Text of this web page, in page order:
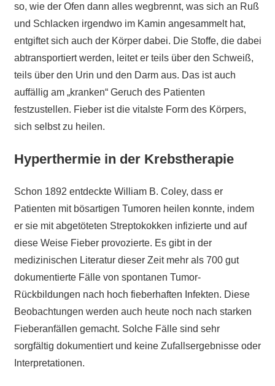
so, wie der Ofen dann alles wegbrennt, was sich an Ruß
und Schlacken irgendwo im Kamin angesammelt hat,
entgiftet sich auch der Körper dabei. Die Stoffe, die dabei
abtransportiert werden, leitet er teils über den Schweiß,
teils über den Urin und den Darm aus. Das ist auch
auffällig am „kranken“ Geruch des Patienten
festzustellen. Fieber ist die vitalste Form des Körpers,
sich selbst zu heilen.
Hyperthermie in der Krebstherapie
Schon 1892 entdeckte William B. Coley, dass er
Patienten mit bösartigen Tumoren heilen konnte, indem
er sie mit abgetöteten Streptokokken infizierte und auf
diese Weise Fieber provozierte. Es gibt in der
medizinischen Literatur dieser Zeit mehr als 700 gut
dokumentierte Fälle von spontanen Tumor-
Rückbildungen nach hoch fieberhaften Infekten. Diese
Beobachtungen werden auch heute noch nach starken
Fieberanfällen gemacht. Solche Fälle sind sehr
sorgfältig dokumentiert und keine Zufallsergebnisse oder
Interpretationen.